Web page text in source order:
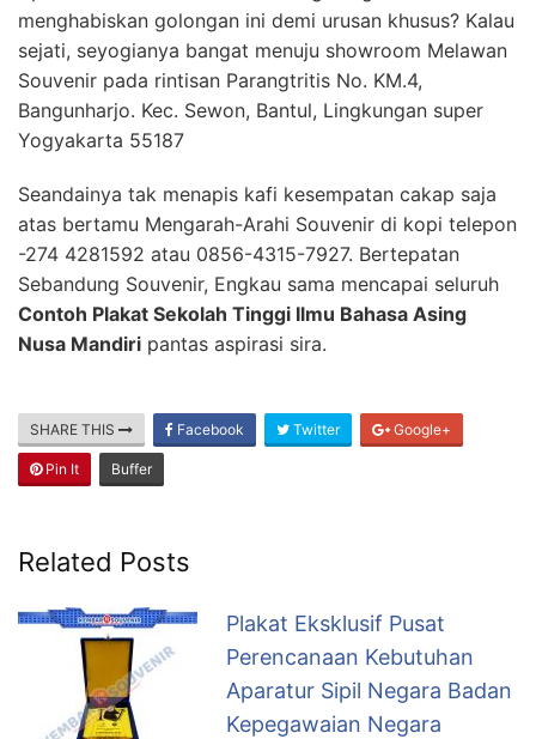
menghabiskan golongan ini demi urusan khusus? Kalau
sejati, seyogianya bangat menuju showroom Melawan
Souvenir pada rintisan Parangtritis No. KM.4,
Bangunharjo. Kec. Sewon, Bantul, Lingkungan super
Yogyakarta 55187
Seandainya tak menapis kafi kesempatan cakap saja
atas bertamu Mengarah-Arahi Souvenir di kopi telepon
-274 4281592 atau 0856-4315-7927. Bertepatan
Sebandung Souvenir, Engkau sama mencapai seluruh
Contoh Plakat Sekolah Tinggi Ilmu Bahasa Asing
Nusa Mandiri pantas aspirasi sira.
SHARE THIS Facebook Twitter Google+
Pin It Buffer
Related Posts
Plakat Eksklusif Pusat
Perencanaan Kebutuhan
Aparatur Sipil Negara Badan
Kepegawaian Negara